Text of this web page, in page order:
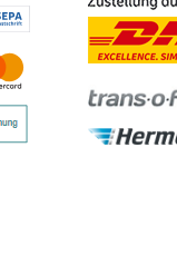
lang
Die